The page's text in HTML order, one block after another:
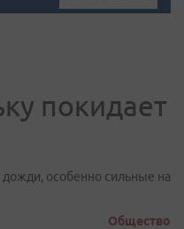
покидает
дожди, особенно сильные на
Общество